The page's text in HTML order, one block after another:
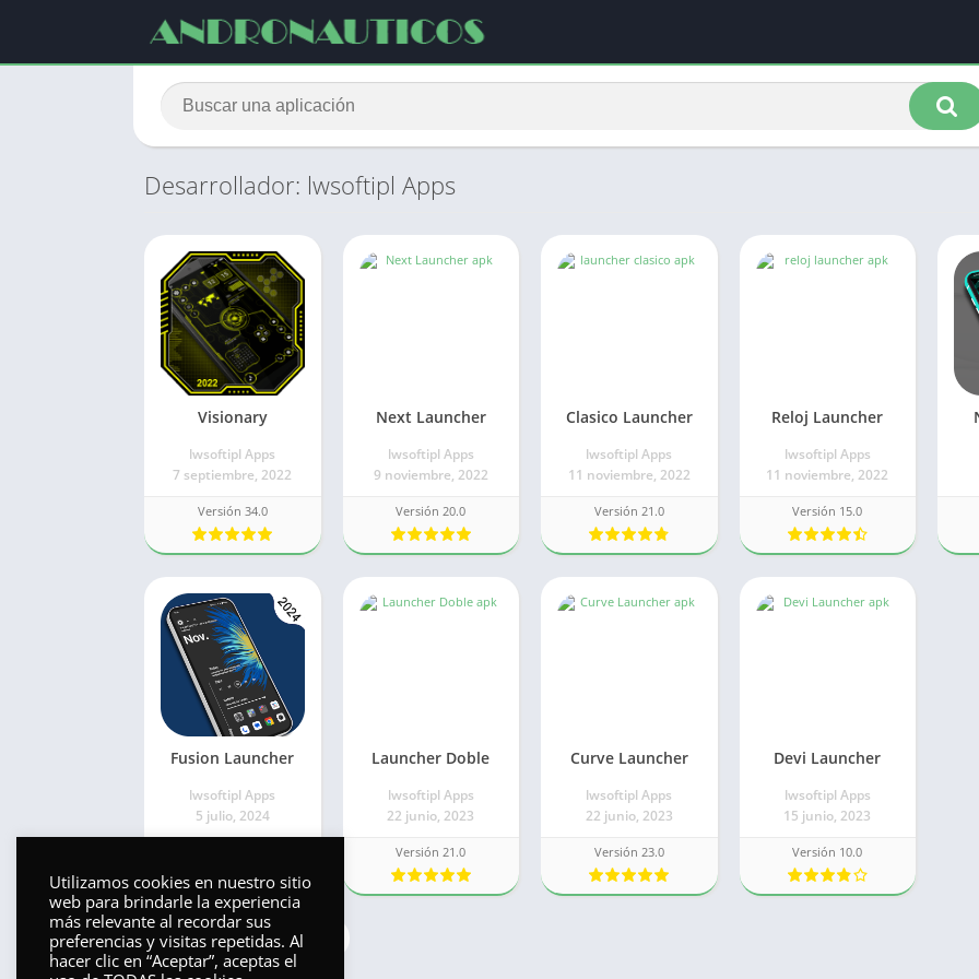
Desarrollador: lwsoftipl Apps
Visionary
lwsoftipl Apps
7 septiembre, 2022
Versión 34.0
Next Launcher
lwsoftipl Apps
9 noviembre, 2022
Versión 20.0
Clasico Launcher
lwsoftipl Apps
11 noviembre, 2022
Versión 21.0
Reloj Launcher
lwsoftipl Apps
11 noviembre, 2022
Versión 15.0
Fusion Launcher
lwsoftipl Apps
5 julio, 2024
Launcher Doble
lwsoftipl Apps
22 junio, 2023
Versión 21.0
Curve Launcher
lwsoftipl Apps
22 junio, 2023
Versión 23.0
Devi Launcher
lwsoftipl Apps
15 junio, 2023
Versión 10.0
1 2 Siguiente »
Utilizamos cookies en nuestro sitio
web para brindarle la experiencia
más relevante al recordar sus
preferencias y visitas repetidas. Al
hacer clic en “Aceptar”, aceptas el